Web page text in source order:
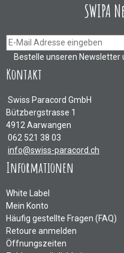
SWIPA
Bestelle unseren Newsletter
Kontakt
Swiss Paracord GmbH
Bützbergstrasse 1
4912 Aarwangen
062 521 38 03
info@swiss-paracord.ch
Informationen
White Label
Mein Konto
Häufig gestellte Fragen (FAQ)
Retoure anmelden
Öffnungszeiten